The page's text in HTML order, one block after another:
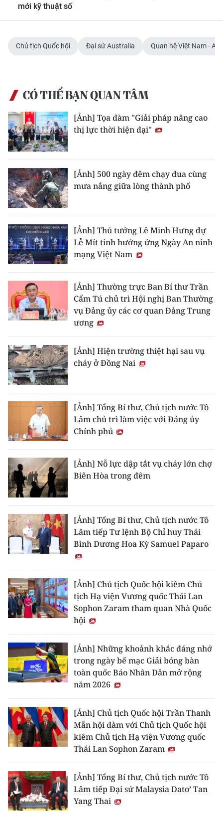
mới kỹ thuật số
Chủ tịch Quốc hội Đại sứ Australia Quan hệ Việt Nam -
CÓ THỂ BẠN QUAN TÂM
[Ảnh] Tọa đàm "Giải pháp nâng cao
thị lực thời hiện đại"
[Ảnh] 500 ngày đêm chạy đua cùng
mưa nắng giữa lòng thành phố
[Ảnh] Thủ tướng Lê Minh Hưng dự
Lễ Mít tinh hưởng ứng Ngày An ninh
mạng Việt Nam
[Ảnh] Thường trực Ban Bí thư Trần
Cẩm Tú chủ trì Hội nghị Ban Thường
vụ Đảng ủy các cơ quan Đảng Trung
ương
[Ảnh] Hiện trường thiệt hại sau vụ
cháy ở Đồng Nai
[Ảnh] Tổng Bí thư, Chủ tịch nước Tô
Lâm chủ trì làm việc với Đảng ủy
Chính phủ
[Ảnh] Nỗ lực dập tắt vụ cháy lớn chợ
Biên Hòa trong đêm
[Ảnh] Tổng Bí thư, Chủ tịch nước Tô
Lâm tiếp Tư lệnh Bộ Chỉ huy Thái
Bình Dương Hoa Kỳ Samuel Paparo
[Ảnh] Chủ tịch Quốc hội kiêm Chủ
tịch Hạ viện Vương quốc Thái Lan
Sophon Zaram tham quan Nhà Quốc
hội
[Ảnh] Những khoảnh khắc đáng nhớ
trong ngày bế mạc Giải bóng bàn
toàn quốc Báo Nhân Dân mở rộng
năm 2026
[Ảnh] Chủ tịch Quốc hội Trần Thanh
Mẫn hội đàm với Chủ tịch Quốc hội
kiêm Chủ tịch Hạ viện Vương quốc
Thái Lan Sophon Zaram
[Ảnh] Tổng Bí thư, Chủ tịch nước Tô
Lâm tiếp Đại sứ Malaysia Dato’ Tan
Yang Thai